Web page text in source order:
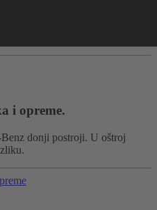
i opreme.
donji postroji. U oštroj